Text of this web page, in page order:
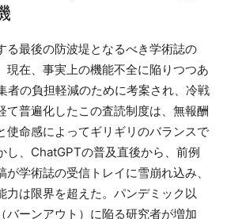
る最後の防波堤となるべき学術誌の
現在、事実上の機能不全に陥りつつあ
者の負担軽減のために考案され、冷戦
て普遍化したこの査読制度は、無報酬
使命感によってギリギリのバランスで
し、ChatGPTの普及直後から、前例
学術誌の受信トレイに雪崩れ込み、
力は限界を超えた。パンデミック以
バーンアウト）に陥る研究者が増加